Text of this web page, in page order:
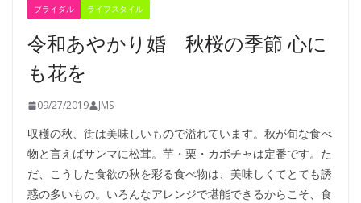
ブライダル ライフスタイル
令和あやかり婚 秋桜の季節 心に
も花を
09/27/2019 JMS
収穫の秋、街は美味しいもので溢れています。秋が旬な食べ
物と言えばサンマに松茸。芋・栗・カボチャは定番です。た
だ、こうした食欲の秋を彩る食べ物は、美味しくてとても誘
惑の多いもの。いろんなアレンジで堪能できるからこそ、食